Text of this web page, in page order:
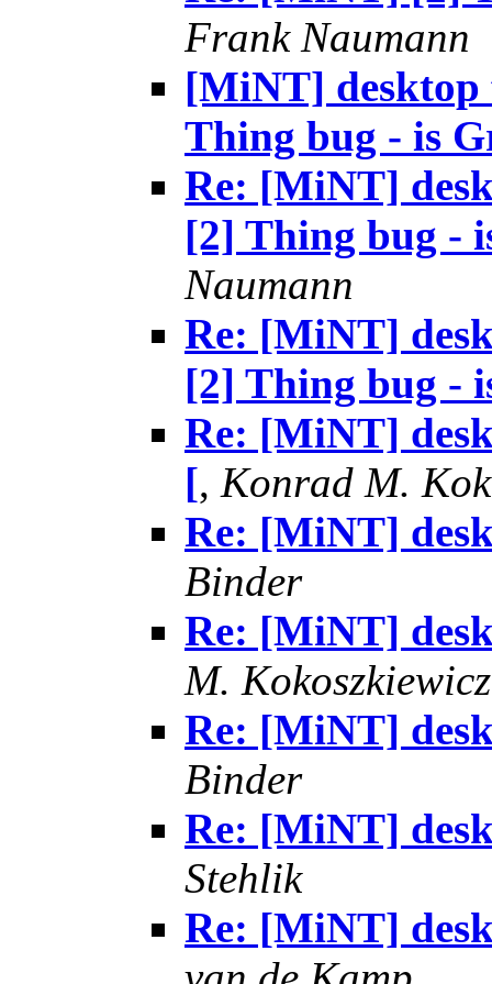
Frank Naumann
[MiNT] desktop
Thing bug - is
Re: [MiNT]
[2] Thing bug -
Naumann
Re: [MiNT]
[2] Thing bug -
Re: [MiNT]
[, Konrad M.
Re: [MiNT]
Binder
Re: [MiNT]
M. Kokoszkiewicz
Re: [MiNT]
Binder
Re: [MiNT]
Stehlik
Re: [MiNT]